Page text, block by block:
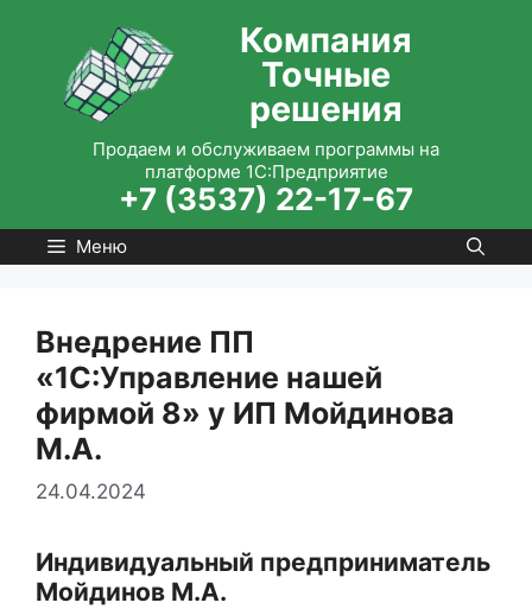
содержимому
Компания
Точные
решения
Продаем и обслуживаем программы на
платформе 1С:Предприятие
+7 (3537) 22-17-67
Меню
Внедрение ПП
«1С:Управление нашей
фирмой 8» у ИП Мойдинова
М.А.
24.04.2024
Индивидуальный предприниматель
Мойдинов М.А.